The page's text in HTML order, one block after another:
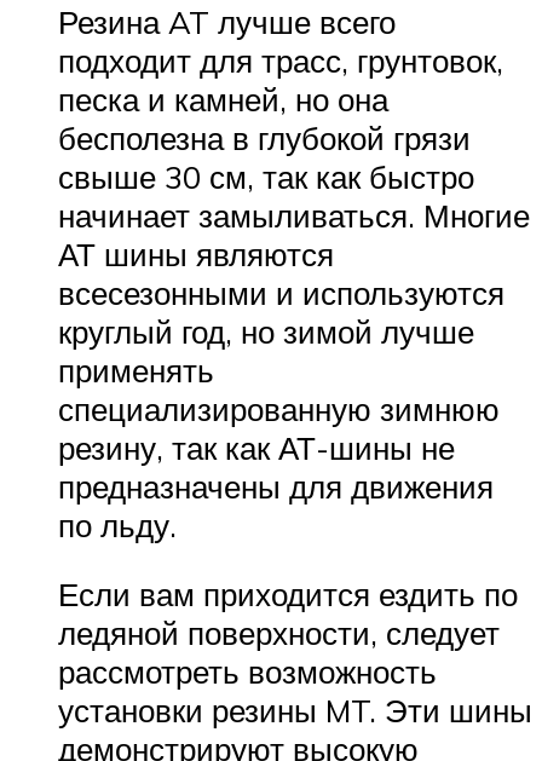
Резина AT лучше всего
подходит для трасс, грунтовок,
песка и камней, но она
бесполезна в глубокой грязи
свыше 30 см, так как быстро
начинает замыливаться. Многие
АТ шины являются
всесезонными и используются
круглый год, но зимой лучше
применять
специализированную зимнюю
резину, так как АТ-шины не
предназначены для движения
по льду.
Если вам приходится ездить по
ледяной поверхности, следует
рассмотреть возможность
установки резины MT. Эти шины
демонстрируют высокую